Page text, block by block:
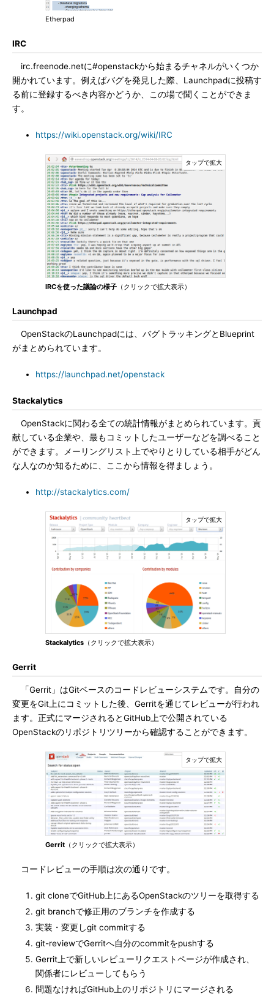
Etherpad
IRC
irc.freenode.netに#openstackから始まるチャネルがいくつか
開かれています。例えばバグを発見した際、Launchpadに投稿す
る前に登録するべき内容かどうか、この場で聞くことができま
す。
https://wiki.openstack.org/wiki/IRC
IRCを使った議論の様子 （クリックで拡大表示）
Launchpad
OpenStackのLaunchpadには、バグトラッキングとBlueprint
がまとめられています。
https://launchpad.net/openstack
Stackalytics
OpenStackに関わる全ての統計情報がまとめられています。貢
献している企業や、最もコミットしたユーザーなどを調べること
ができます。メーリングリスト上でやりとりしている相手がどん
な人なのか知るために、ここから情報を得ましょう。
http://stackalytics.com/
Stackalytics （クリックで拡大表示）
Gerrit
「Gerrit」はGitベースのコードレビューシステムです。自分の
変更をGit上にコミットした後、Gerritを通じてレビューが行われ
ます。正式にマージされるとGitHub上で公開されている
OpenStackのリポジトリツリーから確認することができます。
Gerrit （クリックで拡大表示）
コードレビューの手順は次の通りです。
git cloneでGitHub上にあるOpenStackのツリーを取得する
git branchで修正用のブランチを作成する
実装・変更しgit commitする
git-reviewでGerritへ自分のcommitをpushする
Gerrit上で新しいレビューリクエストページが作成され、
関係者にレビューしてもらう
問題なければGitHub上のリポジトリにマージされる